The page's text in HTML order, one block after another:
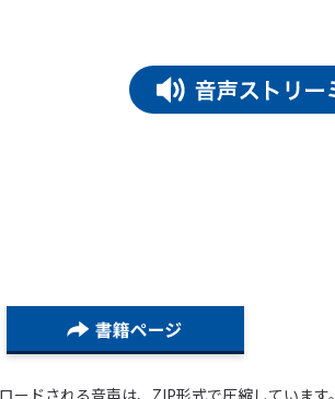
ドされる音声は、ZIP形式で圧縮しています。